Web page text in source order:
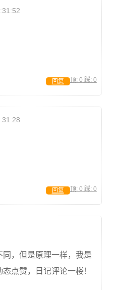
顶: 0 踩: 0
回复
顶: 0 踩: 0
回复
，但是原理一样，我是
点赞，日记评论一楼！